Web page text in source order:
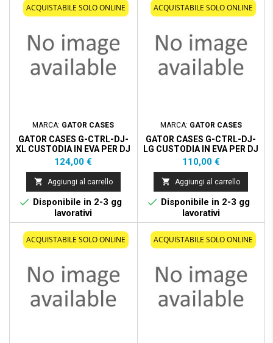
ACQUISTABILE SOLO ONLINE
MARCA: GATOR CASES
GATOR CASES G-CTRL-DJ-
XL CUSTODIA IN EVA PER DJ
CONTROLLER EXTRA LARGE
Prezzo
124,00 €
 Aggiungi al carrello
 Disponibile in 2-3 gg
lavorativi
ACQUISTABILE SOLO ONLINE
MARCA: GATOR CASES
GATOR CASES G-CTRL-DJ-
LG CUSTODIA IN EVA PER DJ
CONTROLLER LARGE
Prezzo
110,00 €
 Aggiungi al carrello
 Disponibile in 2-3 gg
lavorativi
ACQUISTABILE SOLO ONLINE ACQUISTABILE SOLO ONLINE